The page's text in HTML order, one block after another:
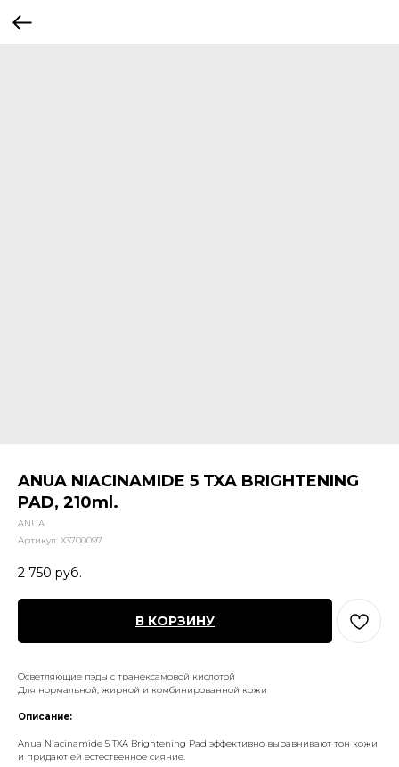
ANUA NIACINAMIDE 5 TXA BRIGHTENING
PAD, 210ml.
ANUA
Артикул: X3700097
2 750 руб.
В КОРЗИНУ
Осветляющие пэды с транексамовой кислотой
Для нормальной, жирной и комбинированной кожи
Описание:
Anua Niacinamide 5 TXA Brightening Pad эффективно выравнивают тон кожи
и придают ей естественное сияние.